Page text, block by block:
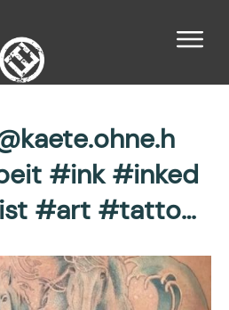
#ink #inked
#art #tatto…